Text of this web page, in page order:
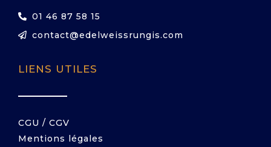
01 46 87 58 15
contact@edelweissrungis.com
LIENS UTILES
CGU / CGV
Mentions légales